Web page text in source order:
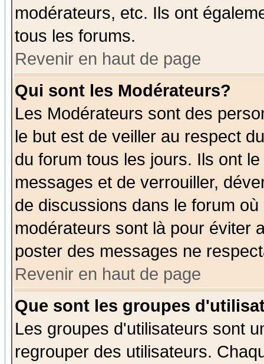
modérateurs, etc. Ils ont
tous les forums.
Revenir en haut de page
Qui sont les Modérateurs?
Les Modérateurs sont des
le but est de veiller au respect
du forum tous les jours. Ils ont
messages et de verrouiller,
de discussions dans le forum
modérateurs sont là pour éviter
poster des messages ne
Revenir en haut de page
Que sont les groupes
Les groupes d'utilisateurs sont
regrouper des utilisateurs.